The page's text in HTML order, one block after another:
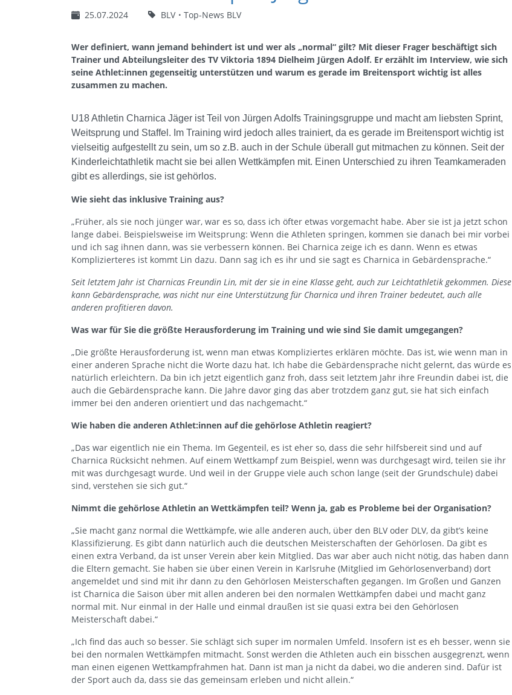
25.07.2024 BLV Top-News BLV
Wer definiert, wann jemand behindert ist und wer als „normal“ gilt? Mit dieser Frager beschäftigt sich
Trainer und Abteilungsleiter des TV Viktoria 1894 Dielheim Jürgen Adolf. Er erzählt im Interview, wie sich
seine Athlet:innen gegenseitig unterstützen und warum es gerade im Breitensport wichtig ist alles
zusammen zu machen.
U18 Athletin Charnica Jäger ist Teil von Jürgen Adolfs Trainingsgruppe und macht am liebsten Sprint,
Weitsprung und Staffel. Im Training wird jedoch alles trainiert, da es gerade im Breitensport wichtig ist
vielseitig aufgestellt zu sein, um so z.B. auch in der Schule überall gut mitmachen zu können. Seit der
Kinderleichtathletik macht sie bei allen Wettkämpfen mit. Einen Unterschied zu ihren Teamkameraden
gibt es allerdings, sie ist gehörlos.
Wie sieht das inklusive Training aus?
„Früher, als sie noch jünger war, war es so, dass ich öfter etwas vorgemacht habe. Aber sie ist ja jetzt schon
lange dabei. Beispielsweise im Weitsprung: Wenn die Athleten springen, kommen sie danach bei mir vorbei
und ich sag ihnen dann, was sie verbessern können. Bei Charnica zeige ich es dann. Wenn es etwas
Komplizierteres ist kommt Lin dazu. Dann sag ich es ihr und sie sagt es Charnica in Gebärdensprache.“
Seit letztem Jahr ist Charnicas Freundin Lin, mit der sie in eine Klasse geht, auch zur Leichtathletik gekommen. Diese
kann Gebärdensprache, was nicht nur eine Unterstützung für Charnica und ihren Trainer bedeutet, auch alle
anderen profitieren davon.
Was war für Sie die größte Herausforderung im Training und wie sind Sie damit umgegangen?
„Die größte Herausforderung ist, wenn man etwas Kompliziertes erklären möchte. Das ist, wie wenn man in
einer anderen Sprache nicht die Worte dazu hat. Ich habe die Gebärdensprache nicht gelernt, das würde es
natürlich erleichtern. Da bin ich jetzt eigentlich ganz froh, dass seit letztem Jahr ihre Freundin dabei ist, die
auch die Gebärdensprache kann. Die Jahre davor ging das aber trotzdem ganz gut, sie hat sich einfach
immer bei den anderen orientiert und das nachgemacht.“
Wie haben die anderen Athlet:innen auf die gehörlose Athletin reagiert?
„Das war eigentlich nie ein Thema. Im Gegenteil, es ist eher so, dass die sehr hilfsbereit sind und auf
Charnica Rücksicht nehmen. Auf einem Wettkampf zum Beispiel, wenn was durchgesagt wird, teilen sie ihr
mit was durchgesagt wurde. Und weil in der Gruppe viele auch schon lange (seit der Grundschule) dabei
sind, verstehen sie sich gut.“
Nimmt die gehörlose Athletin an Wettkämpfen teil? Wenn ja, gab es Probleme bei der Organisation?
„Sie macht ganz normal die Wettkämpfe, wie alle anderen auch, über den BLV oder DLV, da gibt’s keine
Klassifizierung. Es gibt dann natürlich auch die deutschen Meisterschaften der Gehörlosen. Da gibt es
einen extra Verband, da ist unser Verein aber kein Mitglied. Das war aber auch nicht nötig, das haben dann
die Eltern gemacht. Sie haben sie über einen Verein in Karlsruhe (Mitglied im Gehörlosenverband) dort
angemeldet und sind mit ihr dann zu den Gehörlosen Meisterschaften gegangen. Im Großen und Ganzen
ist Charnica die Saison über mit allen anderen bei den normalen Wettkämpfen dabei und macht ganz
normal mit. Nur einmal in der Halle und einmal draußen ist sie quasi extra bei den Gehörlosen
Meisterschaft dabei.“
„Ich find das auch so besser. Sie schlägt sich super im normalen Umfeld. Insofern ist es eh besser, wenn sie
bei den normalen Wettkämpfen mitmacht. Sonst werden die Athleten auch ein bisschen ausgegrenzt, wenn
man einen eigenen Wettkampfrahmen hat. Dann ist man ja nicht da dabei, wo die anderen sind. Dafür ist
der Sport auch da, dass sie das gemeinsam erleben und nicht allein.“